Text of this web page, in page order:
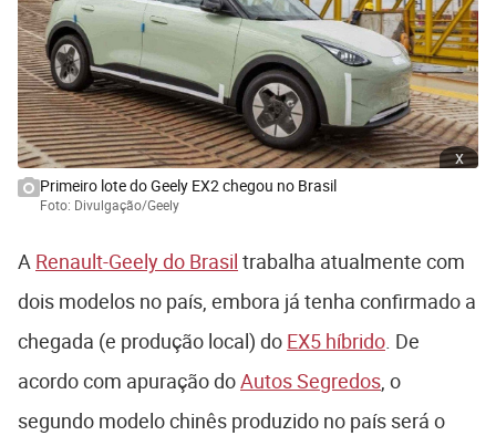
x
Primeiro lote do Geely EX2 chegou no Brasil
Foto: Divulgação/Geely
A Renault-Geely do Brasil trabalha atualmente com
dois modelos no país, embora já tenha confirmado a
chegada (e produção local) do EX5 híbrido. De
acordo com apuração doAutos Segredos, o
segundo modelo chinês produzido no país será o